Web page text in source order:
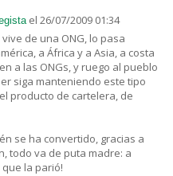
el 26/07/2009 01:34
de una ONG, lo pasa
a África y a Asia, a costa
a las ONGs, y ruego al pueblo
siga manteniendo este tipo
producto de cartelera, de
se ha convertido, gracias a
todo va de puta madre: a
la parió!